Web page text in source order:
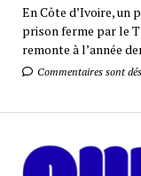
En Côte d’Ivoire, un
prison ferme par le
remonte à l’année
Commentaires sont